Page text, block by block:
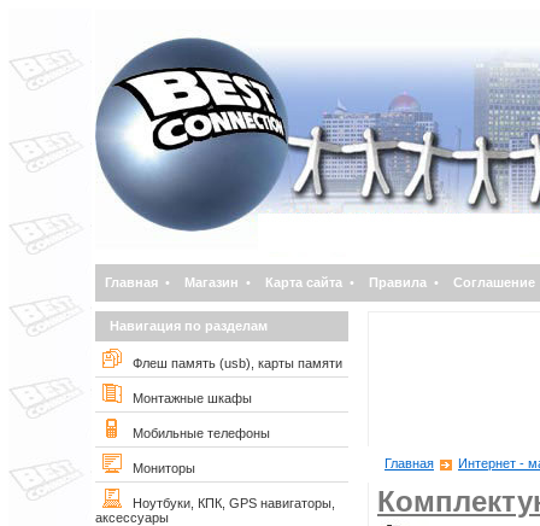
Главная • Магазин • Карта сайта • Правила • Соглашение
Навигация по разделам
Флеш память (usb), карты памяти
Монтажные шкафы
Мобильные телефоны
Мониторы
Ноутбуки, КПК, GPS навигаторы,
аксессуары
Главная Интернет -